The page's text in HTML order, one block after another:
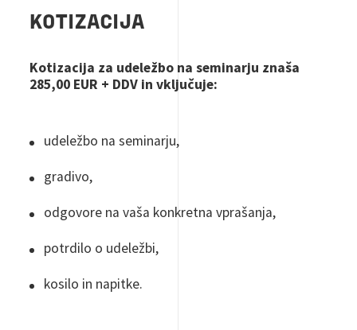
KOTIZACIJA
Kotizacija za udeležbo na seminarju znaša
285,00 EUR + DDV in vključuje:
udeležbo na seminarju,
gradivo,
odgovore na vaša konkretna vprašanja,
potrdilo o udeležbi,
kosilo in napitke.